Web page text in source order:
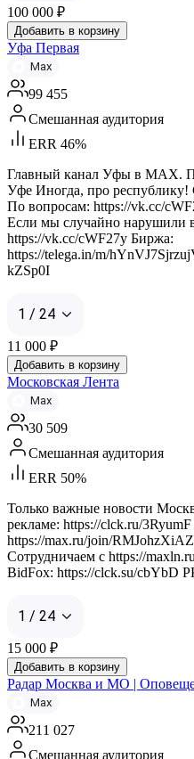
100 000 ₽
Добавить в корзину
Уфа Первая
Max
99 455
Смешанная аудитория
ERR 46%
Главный канал Уфы в MAX.
Уфе Иногда, про республику!
По вопросам: https://vk.cc/
Если мы случайно нарушили
https://vk.cc/cWF27y Биржа:
https://telega.in/m/
kZSp0I
1 / 24
11 000 ₽
Добавить в корзину
Московская Лента
Max
30 509
Смешанная аудитория
ERR 50%
Только важные новости
рекламе: https://clck.ru/
https://max.ru/join/
Сотрудничаем с https://
BidFox: https://clck.su/cbYbD
1 / 24
15 000 ₽
Добавить в корзину
Радар Москва и МО |
Max
211 027
Смешанная аудитория